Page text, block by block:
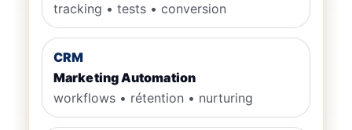
tracking • tests • conversion
CRM
Marketing Automation
workflows • rétention • nurturing